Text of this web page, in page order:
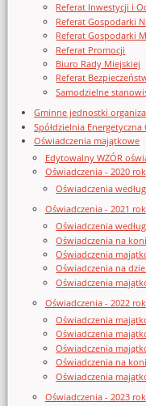
Referat Inwestycji i
Referat Gospodarki
Referat Gospodarki
Referat Promocji
Biuro Rady Miejskiej
Referat
Samodzielne
Gminne jednostki
Spółdzielnia
Oświadczenia majątkowe
Edytowalny WZÓR
Oświadczenia - 2020 rok
Oświadczenia
Oświadczenia - 2021 rok
Oświadczenia
Oświadczenia na
Oświadczenia
Oświadczenia na
Oświadczenia
Oświadczenia - 2022 rok
Oświadczenia
Oświadczenia
Oświadczenia
Oświadczenia na
Oświadczenia
Oświadczenia - 2023 rok